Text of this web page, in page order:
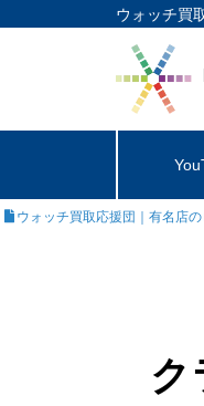
ウォッチ買
ウォッチ買取応援団｜有名店
ク